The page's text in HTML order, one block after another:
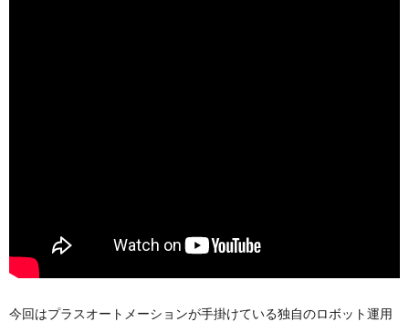
今回はプラスオートメーションが手掛けている独自のロボット運用